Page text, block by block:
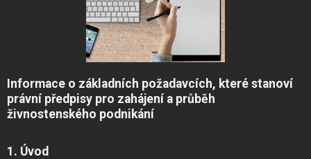
Informace o základních požadavcích, které stanoví
právní předpisy pro zahájení a průběh
živnostenského podnikání
1. Úvod